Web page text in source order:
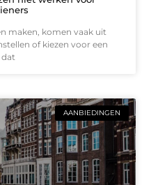
maken, komen vaak uit
of kiezen voor een
AANBIEDINGEN